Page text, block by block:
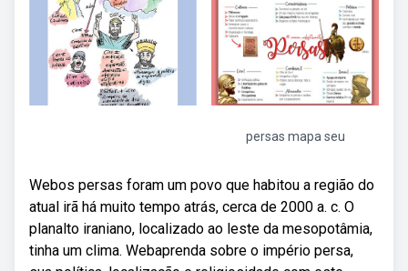
persas mapa seu
Webos persas foram um povo que habitou a região do
atual irã há muito tempo atrás, cerca de 2000 a. c. O
planalto iraniano, localizado ao leste da mesopotâmia,
tinha um clima. Webaprenda sobre o império persa,